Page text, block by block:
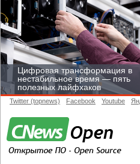
Цифровая трансформация в
нестабильное время — пять
полезных лайфхаков
Twitter (topnews) Facebook Youtube